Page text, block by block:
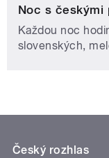
Noc s českými
Každou noc
slovenských,
Český rozhlas